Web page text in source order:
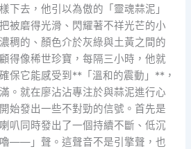
下去，他引以為傲的「靈魂蒜泥」
被磨得光滑、閃耀著不祥光芒的小
稠的、顏色介於灰綠與土黃之間的
得像稀世珍寶，每隔三小時，他就
保它能感受到**「溫和的震動」**，
。就在廖沾沾專注於與蒜泥進行心
始發出一些不對勁的信號。首先是
叭同時發出了一個持續不斷、低沉
——」聲。這聲音不是引擎聲，也